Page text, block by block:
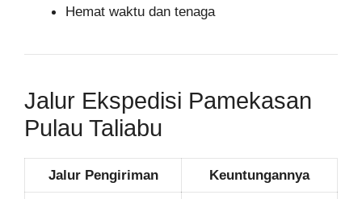
Hemat waktu dan tenaga
Jalur Ekspedisi Pamekasan
Pulau Taliabu
Jalur Pengiriman Keuntungannya